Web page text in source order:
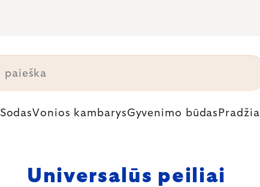
SodasVonios kambarysGyvenimo būdas Pradžia
Universalūs peiliai